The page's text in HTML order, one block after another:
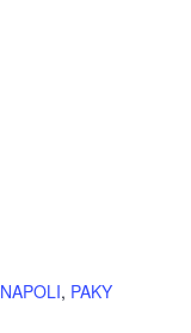
NAPOLI, PAKY